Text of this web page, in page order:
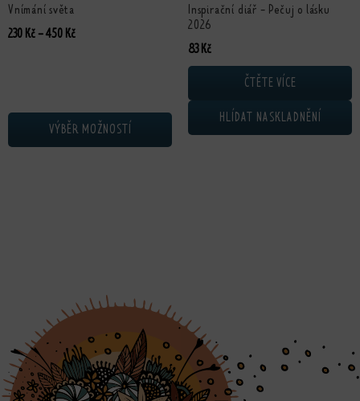
Vnímání světa
230 Kč –450 KčRozpětí cen: 230 Kč až 450 Kč
VÝBĚR MOŽNOSTÍ
Inspirační diář - Pečuj o lásku
2026
Původní cena byla: 330 Kč.
83KčAktuální cena je: 83 Kč.
ČTĚTE VÍCE
HLÍDAT NASKLADNĚNÍ